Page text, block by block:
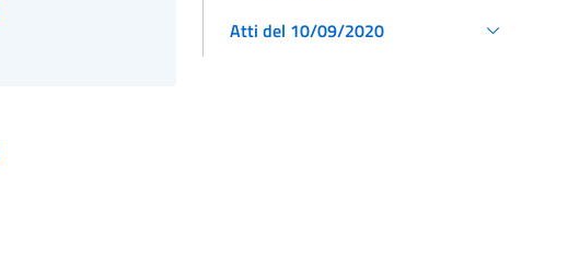
Atti del 10/09/2020